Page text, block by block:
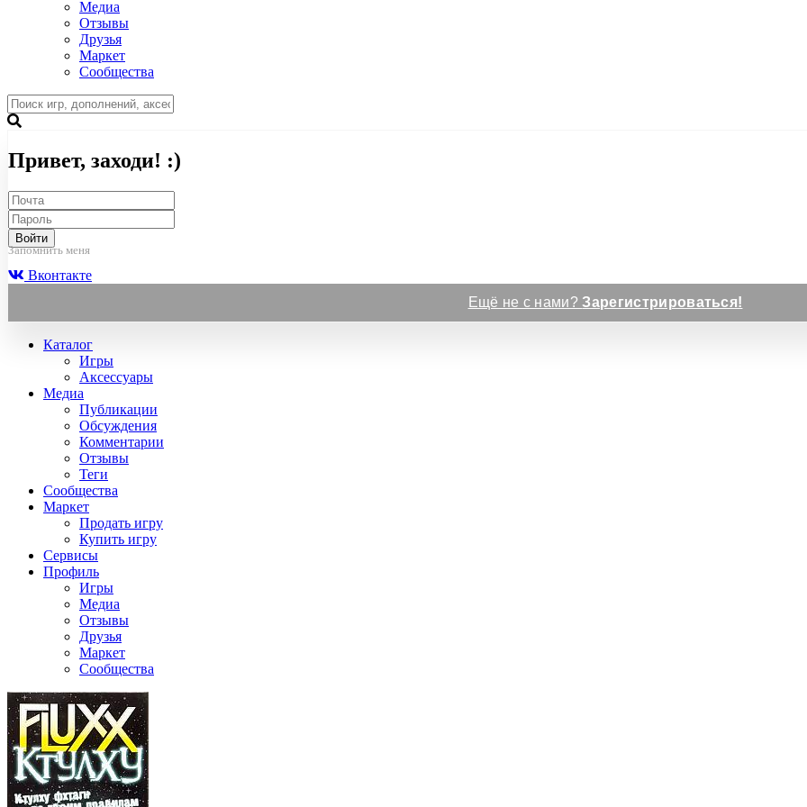
Медиа
Отзывы
Друзья
Маркет
Сообщества
Привет, заходи! :)
Войти
Запомнить меня
Вконтакте
Ещё не с нами?Зарегистрироваться!
Каталог
Игры
Аксессуары
Медиа
Публикации
Обсуждения
Комментарии
Отзывы
Теги
Сообщества
Маркет
Продать игру
Купить игру
Сервисы
Профиль
Игры
Медиа
Отзывы
Друзья
Маркет
Сообщества